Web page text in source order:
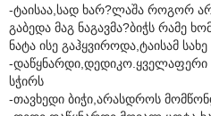
-ტაისაა,სად ხარ?ლაშა როგორ
გაბედა მაგ ნაგავმა?ბიჭს რამე
ნატა ისე გაჰყვიროდა,ტაისამ
-დაწყნარდი,დედიკო.ყველაფერი
სჭირს
-თავხედი ბიჭი,არასდროს